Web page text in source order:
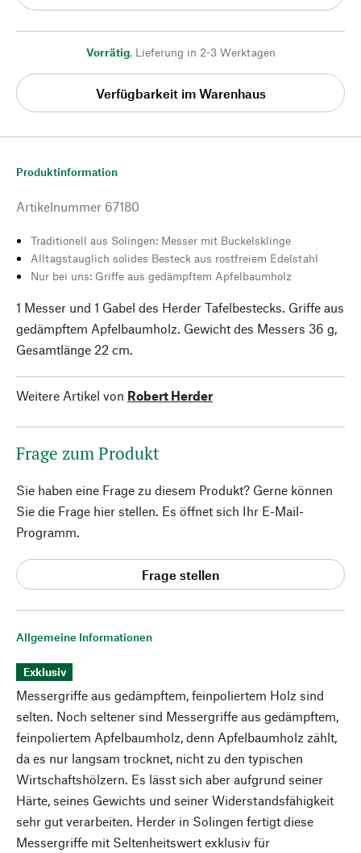
Vorrätig, Lieferung in 2-3 Werktagen
Verfügbarkeit im Warenhaus
Allgemeine Informationen
Exklusiv
Messergriffe aus gedämpftem, feinpoliertem Holz sind
selten. Noch seltener sind Messergriffe aus gedämpftem,
feinpoliertem Apfelbaumholz, denn Apfelbaumholz zählt,
da es nur langsam trocknet, nicht zu den typischen
Wirtschaftshölzern. Es lässt sich aber aufgrund seiner
Härte, seines Gewichts und seiner Widerstandsfähigkeit
sehr gut verarbeiten. Herder in Solingen fertigt diese
Messergriffe mit Seltenheitswert exklusiv für
Produktinformation
Artikelnummer 67180
Traditionell aus Solingen: Messer mit Buckelsklinge
Alltagstauglich solides Besteck aus rostfreiem Edelstahl
Nur bei uns: Griffe aus gedämpftem Apfelbaumholz
1 Messer und 1 Gabel des Herder Tafelbestecks. Griffe aus
gedämpftem Apfelbaumholz. Gewicht des Messers 36 g,
Gesamtlänge 22 cm.
Weitere Artikel von Robert Herder
Frage zum Produkt
Sie haben eine Frage zu diesem Produkt? Gerne können
Sie die Frage hier stellen. Es öffnet sich Ihr E-Mail-
Programm.
Frage stellen